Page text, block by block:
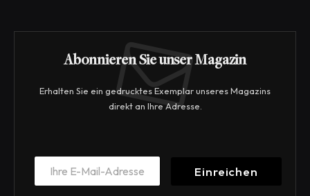
Abonnieren Sie unser Magazin
Erhalten Sie ein gedrucktes Exemplar unseres Magazins
direkt an Ihre Adresse.
E
a
Einreichen